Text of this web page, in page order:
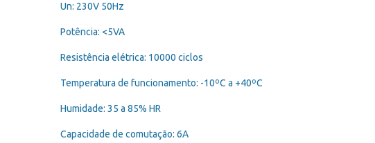
Un: 230V 50Hz
Potência: <5VA
Resistência elétrica: 10000 ciclos
Temperatura de funcionamento: -10ºC a +40ºC
Humidade: 35 a 85% HR
Capacidade de comutação: 6A